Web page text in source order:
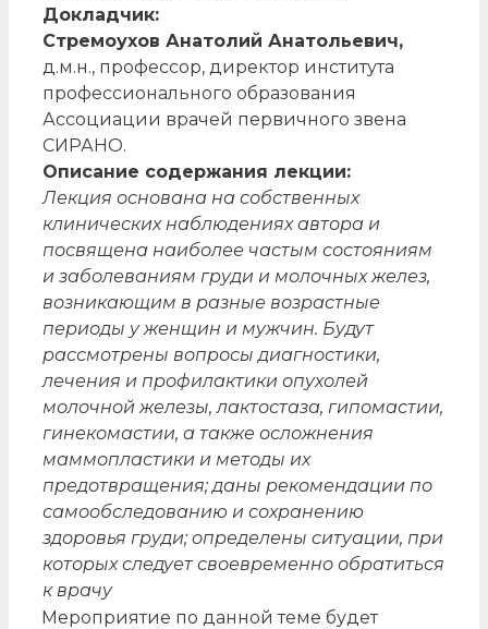
Докладчик:
Стремоухов Анатолий Анатольевич,
д.м.н., профессор, директор института
профессионального образования
Ассоциации врачей первичного звена
СИРАНО.
Описание содержания лекции:
Лекция основана на собственных
клинических наблюдениях автора и
посвящена наиболее частым состояниям
и заболеваниям груди и молочных желез,
возникающим в разные возрастные
периоды у женщин и мужчин. Будут
рассмотрены вопросы диагностики,
лечения и профилактики опухолей
молочной железы, лактостаза, гипомастии,
гинекомастии, а также осложнения
маммопластики и методы их
предотвращения; даны рекомендации по
самообследованию и сохранению
здоровья груди; определены ситуации, при
которых следует своевременно обратиться
к врачу
Мероприятие по данной теме будет